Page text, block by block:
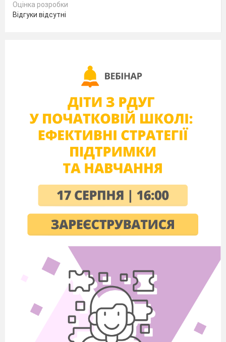
I. Warm-up (4 хв)
T-: Good morning, children!
P:- Good morning, teacher!
Відео-розминка (Warm-up song)-
https://www.youtube.com/watch?
Учні співають та виконують рухи.
II. Фонетична розминка (5 хв)
1. Вчитель пояснює вимову:
oo – [uː]
Оцінка розробки
Відгуки відсутні